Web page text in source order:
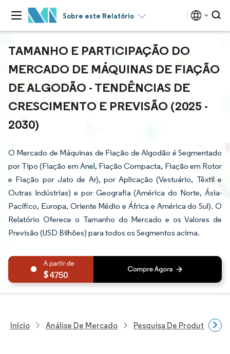
Sobre este Relatório
TAMANHO E PARTICIPAÇÃO DO
MERCADO DE MÁQUINAS DE FIAÇÃO
DE ALGODÃO - TENDÊNCIAS DE
CRESCIMENTO E PREVISÃO (2025 -
2030)
O Mercado de Máquinas de Fiação de Algodão é Segmentado
por Tipo (Fiação em Anel, Fiação Compacta, Fiação em Rotor
e Fiação por Jato de Ar), por Aplicação (Vestuário, Têxtil e
Outras Indústrias) e por Geografia (América do Norte, Ásia-
Pacífico, Europa, Oriente Médio e África e América do Sul). O
Relatório Oferece o Tamanho do Mercado e os Valores de
Previsão (USD Bilhões) para todos os Segmentos acima.
4750
Início Análise De Mercado Pesquisa De Produtos E